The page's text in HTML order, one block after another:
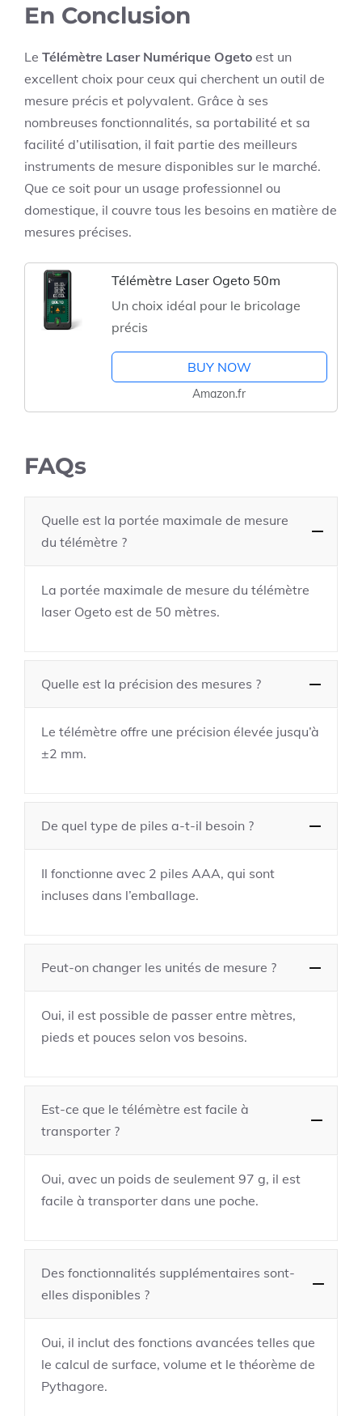
En Conclusion
Le Télémètre Laser Numérique Ogeto est un
excellent choix pour ceux qui cherchent un outil de
mesure précis et polyvalent. Grâce à ses
nombreuses fonctionnalités, sa portabilité et sa
facilité d’utilisation, il fait partie des meilleurs
instruments de mesure disponibles sur le marché.
Que ce soit pour un usage professionnel ou
domestique, il couvre tous les besoins en matière de
mesures précises.
Télémètre Laser Ogeto 50m
Un choix idéal pour le bricolage
précis
BUY NOW
Amazon.fr
FAQs
Quelle est la portée maximale de mesure
du télémètre ?
La portée maximale de mesure du télémètre
laser Ogeto est de 50 mètres.
Quelle est la précision des mesures ?
Le télémètre offre une précision élevée jusqu’à
±2 mm.
De quel type de piles a-t-il besoin ?
Il fonctionne avec 2 piles AAA, qui sont
incluses dans l’emballage.
Peut-on changer les unités de mesure ?
Oui, il est possible de passer entre mètres,
pieds et pouces selon vos besoins.
Est-ce que le télémètre est facile à
transporter ?
Oui, avec un poids de seulement 97 g, il est
facile à transporter dans une poche.
Des fonctionnalités supplémentaires sont-
elles disponibles ?
Oui, il inclut des fonctions avancées telles que
le calcul de surface, volume et le théorème de
Pythagore.